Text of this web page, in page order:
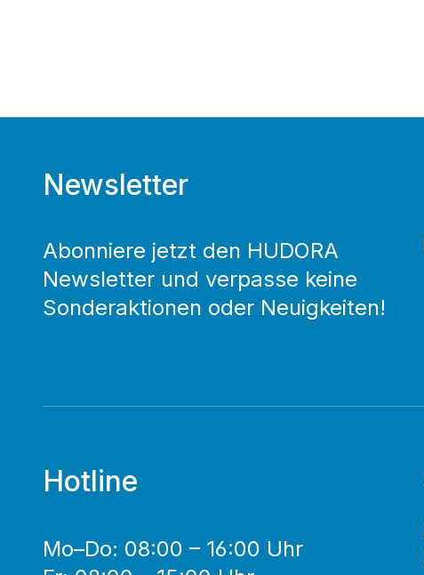
Newsletter
Abonniere jetzt den HUDORA
Newsletter und verpasse keine
Sonderaktionen oder Neuigkeiten!
Hotline
Mo–Do: 08:00 – 16:00 Uhr